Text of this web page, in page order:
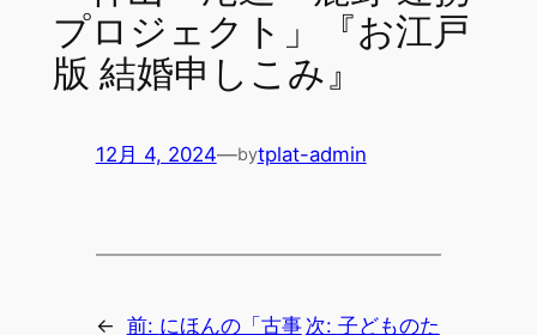
プロジェクト」『お江戸
版 結婚申しこみ』
12月 4, 2024—bytplat-admin
← 前: にほんの「古事 次: 子どものた